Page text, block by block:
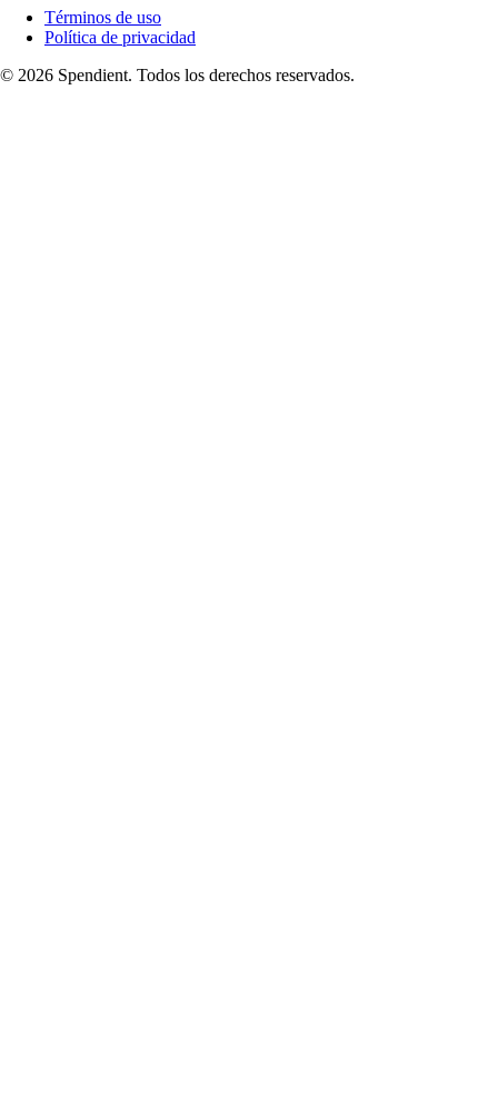
Términos de uso
Política de privacidad
© 2026 Spendient. Todos los derechos reservados.